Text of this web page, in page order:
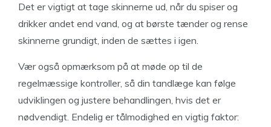
Det er vigtigt at tage skinnerne ud, når du spiser og
drikker andet end vand, og at børste tænder og rense
skinnerne grundigt, inden de sættes i igen.
Vær også opmærksom på at møde op til de
regelmæssige kontroller, så din tandlæge kan følge
udviklingen og justere behandlingen, hvis det er
nødvendigt. Endelig er tålmodighed en vigtig faktor: